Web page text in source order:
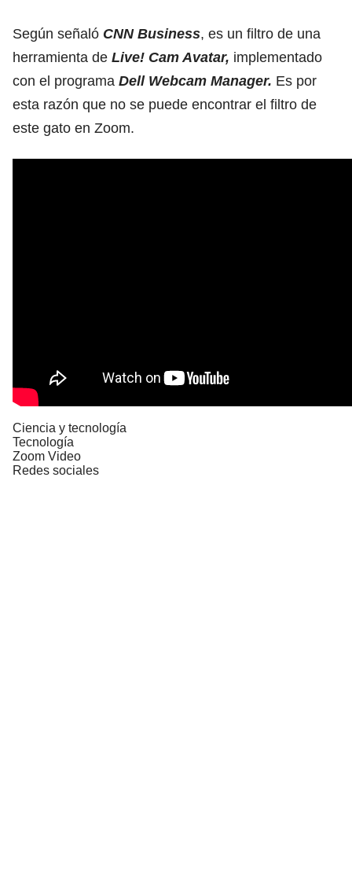
Según señaló CNN Business, es un filtro de una
herramienta de Live! Cam Avatar, implementado
con el programa Dell Webcam Manager. Es por
esta razón que no se puede encontrar el filtro de
este gato en Zoom.
Ciencia y tecnología
Tecnología
Zoom Video
Redes sociales